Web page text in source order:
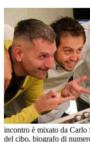
incontro è mixato da
del cibo, biografo di